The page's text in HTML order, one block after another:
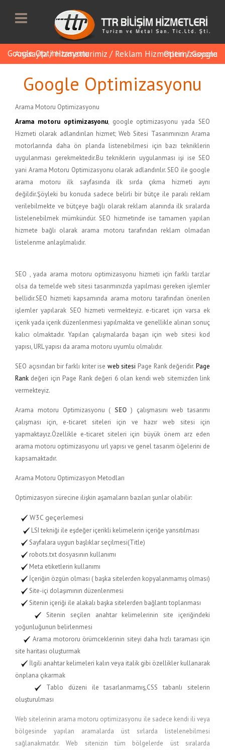
Google Optimizasyonu
Anasayfa / Hizmetlerimiz / Reklam Hizmetleri /
Google Optimizasyonu
Google Optimizasyonu
Arama Motoru Optimizasyonu
Arama motoru optimizasyonu, google optimizasyonu yada SEO
Hizmeti olarak adlandırılan hizmet; Web Sitesi Tasarımınızın Arama
motorlarında daha ön planda listenebilmesi için bazı tekniklerin
uygulanması gerekmektedir.Bu tekniklerin uygulanması işi ise SEO
yani Arama Motoru Optimizasyonu olarak adlandırılır. SEO ile google
arama motoru ilk sayfasında ilk sırda çıkma hizmeti aynı
değildir.Şöyleki bu konuda sadece belirli bir bütçe ile paralı reklam
verilebilmekte ve bütçeye bağlı olarak reklam alanında ilk sıralarda
listelenebilmek mümkündür. SEO hizmetinde ise tamamen yapılan
hizmete bağlı olarak arama motoru tarafından reklam olmadan
listelenme anlaşılmalıdır.
SEO , yada arama motoru optimizasyonu hizmeti için farklı tarzlar
olsa da temelde web sitesi tasarımınızda yapılması gereken işlemler
bellidir.SEO hizmeti kapsamında arama motoru tarafından önerilen
işlemler yapılarak SEO hizmeti vermekteyiz. e-ticaret için varsa ek
içerik yada içerik düzenlenmesi yapılmakta ve genellikle alınan sonuç
kalıcı olmaktadır. Yapılan çalışmalarda başarı için web sitesi kod
yapısı, URL yapısı da arama motoru uyumlu olmalıdır.
SEO açısından bir farklı kriter ise web sitesi Page Rank değeridir.Page
Rank değeri için Page Rank değeri 6 olan kendi web sitemizden link
vermekteyiz.
Arama motoru Optimizasyonu ( SEO ) çalışmasını web tasarımı
çalışması için, e-ticaret siteleri için ve hazır web sitesi için
yapmaktayız.Özellikle e-ticaret siteleri için büyük önem arz eden
arama motoru optimizasyonu url yapısı ve genel tasarım öğelerini de
kapsamaktadır.
Arama Motoru Optimizasyon Metodları
Optimizasyon sürecine ilişkin aşamaların bazıları şunlar olabilir:
W3C geçerlemesi
LSI tekniği ile eşdeğer içerikli kelimelerin içeriğe yansıtılması
Sayfalara uygun başlıklar seçilmesi(Title)
robots.txt dosyasının kullanımı
Meta etiketlerin kullanımı
İçeriğin özgün olması ( başka sitelerden kopyalanmamış olması)
Site-içi dolaşımının düzenlenmesi
Sitenin içeriği ile alakalı başka sitelerden bağlantı toplanması
Sitenin seçilen anahtar kelimelerinin site içeriğindeki
yoğunluğunun belirlenmesi
Arama motororu örümceklerinin siteyi daha hızlı taraması için
site haritası oluşturmak
İlgili anahtar kelimeleri kalın veya italik gibi özellikler kullanarak
önplana çıkarmak
Tablo düzeni ile tasarlanmamış,CSS tabanlı sitelerin
oluşturulması
Web sitelerinin arama motoru optimizasyonu ile sadece kendi ili veya
bölgesinde yapılan aramalarda üst sırlarda listelenebilmesi
sağlanakmatdır. Web sitenizin tüm bölgelerde üst sıralarda